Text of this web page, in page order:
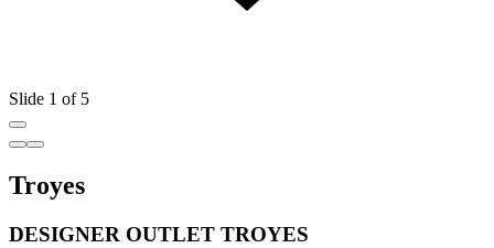
Slide 1 of 5
Troyes
DESIGNER OUTLET TROYES